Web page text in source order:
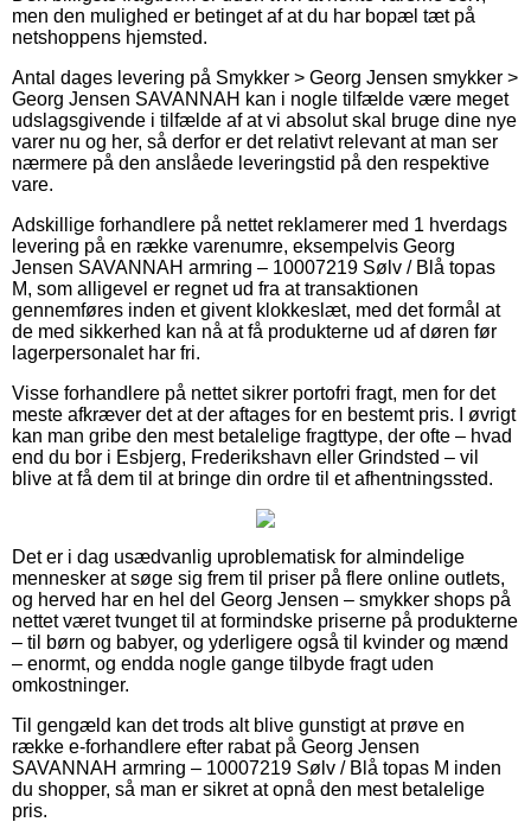
men den mulighed er betinget af at du har bopæl tæt på
netshoppens hjemsted.
Antal dages levering på Smykker > Georg Jensen smykker >
Georg Jensen SAVANNAH kan i nogle tilfælde være meget
udslagsgivende i tilfælde af at vi absolut skal bruge dine nye
varer nu og her, så derfor er det relativt relevant at man ser
nærmere på den anslåede leveringstid på den respektive
vare.
Adskillige forhandlere på nettet reklamerer med 1 hverdags
levering på en række varenumre, eksempelvis Georg
Jensen SAVANNAH armring – 10007219 Sølv / Blå topas
M, som alligevel er regnet ud fra at transaktionen
gennemføres inden et givent klokkeslæt, med det formål at
de med sikkerhed kan nå at få produkterne ud af døren før
lagerpersonalet har fri.
Visse forhandlere på nettet sikrer portofri fragt, men for det
meste afkræver det at der aftages for en bestemt pris. I øvrigt
kan man gribe den mest betalelige fragttype, der ofte – hvad
end du bor i Esbjerg, Frederikshavn eller Grindsted – vil
blive at få dem til at bringe din ordre til et afhentningssted.
Det er i dag usædvanlig uproblematisk for almindelige
mennesker at søge sig frem til priser på flere online outlets,
og herved har en hel del Georg Jensen – smykker shops på
nettet været tvunget til at formindske priserne på produkterne
– til børn og babyer, og yderligere også til kvinder og mænd
– enormt, og endda nogle gange tilbyde fragt uden
omkostninger.
Til gengæld kan det trods alt blive gunstigt at prøve en
række e-forhandlere efter rabat på Georg Jensen
SAVANNAH armring – 10007219 Sølv / Blå topas M inden
du shopper, så man er sikret at opnå den mest betalelige
pris.